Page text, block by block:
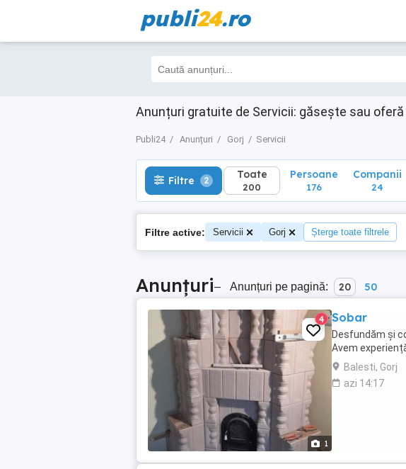
publi24.ro
Anunțuri gratuite de Servicii: găsește sau oferă
Publi24 Anunțuri Gorj Servicii
Filtre 2 Toate
200
Filtre 2 Toate
200
Persoane
176
Companii
24
Filtre active: Servicii Gorj Șterge toate filtrele
Anunțuri– Anunțuri pe pagină: 20 50
1
4 Sobar
Desfundăm și
Avem
Balesti, Gorj
azi 14:17